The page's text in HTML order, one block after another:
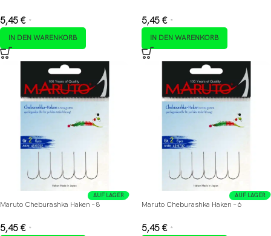
5,45 € *
IN DEN WARENKORB
5,45 € *
IN DEN WARENKORB
AUF LAGER
Maruto Cheburashka Haken – 8
5,45 € *
AUF LAGER
Maruto Cheburashka Haken – 6
5,45 € *